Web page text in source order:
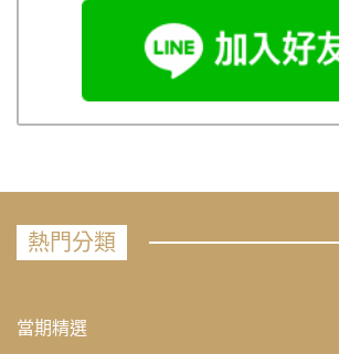
熱門分類
當期精選